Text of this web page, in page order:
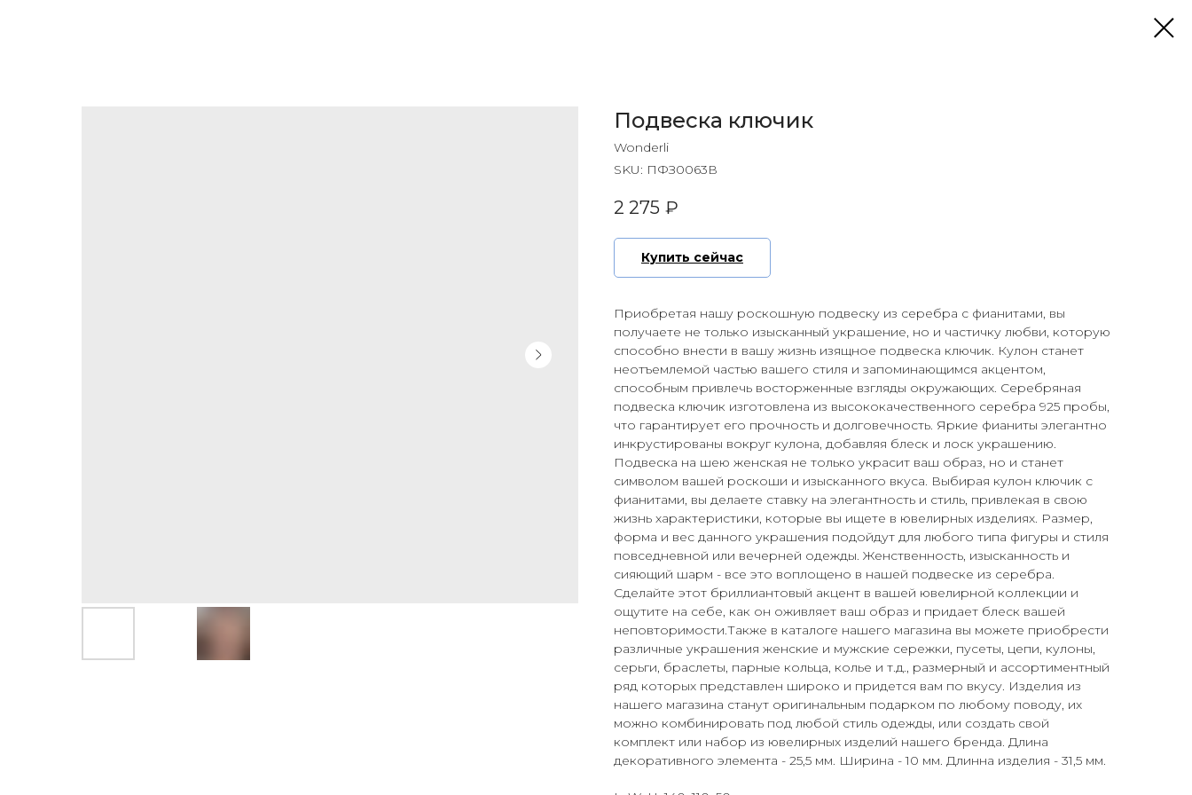
Подвеска ключик
Wonderli
SKU: ПФЗ0063В
2 275 ₽
Купить сейчас
Приобретая нашу роскошную подвеску из серебра с фианитами, вы
получаете не только изысканный украшение, но и частичку любви, которую
способно внести в вашу жизнь изящное подвеска ключик. Кулон станет
неотъемлемой частью вашего стиля и запоминающимся акцентом,
способным привлечь восторженные взгляды окружающих. Серебряная
подвеска ключик изготовлена из высококачественного серебра 925 пробы,
что гарантирует его прочность и долговечность. Яркие фианиты элегантно
инкрустированы вокруг кулона, добавляя блеск и лоск украшению.
Подвеска на шею женская не только украсит ваш образ, но и станет
символом вашей роскоши и изысканного вкуса. Выбирая кулон ключик с
фианитами, вы делаете ставку на элегантность и стиль, привлекая в свою
жизнь характеристики, которые вы ищете в ювелирных изделиях. Размер,
форма и вес данного украшения подойдут для любого типа фигуры и стиля
повседневной или вечерней одежды. Женственность, изысканность и
сияющий шарм - все это воплощено в нашей подвеске из серебра.
Сделайте этот бриллиантовый акцент в вашей ювелирной коллекции и
ощутите на себе, как он оживляет ваш образ и придает блеск вашей
неповторимости.Также в каталоге нашего магазина вы можете приобрести
различные украшения женские и мужские сережки, пусеты, цепи, кулоны,
серьги, браслеты, парные кольца, колье и т.д., размерный и ассортиментный
ряд которых представлен широко и придется вам по вкусу. Изделия из
нашего магазина станут оригинальным подарком по любому поводу, их
можно комбинировать под любой стиль одежды, или создать свой
комплект или набор из ювелирных изделий нашего бренда. Длина
декоративного элемента - 25,5 мм. Ширина - 10 мм. Длинна изделия - 31,5 мм.